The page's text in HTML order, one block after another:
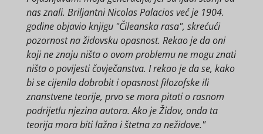
nas znali. Briljantni Nicolas Palacios već je 1904.
godine objavio knjigu "Čileanska rasa", skrećući
pozornost na židovsku opasnost. Rekao je da oni
koji ne znaju ništa o ovom problemu ne mogu znati
ništa o povijesti čovječanstva. I rekao je da se, kako
bi se cijenila dobrobit i opasnost filozofske ili
znanstvene teorije, prvo se mora pitati o rasnom
podrijetlu njezina autora. Ako je Židov, onda ta
teorija mora biti lažna i štetna za nežidove."